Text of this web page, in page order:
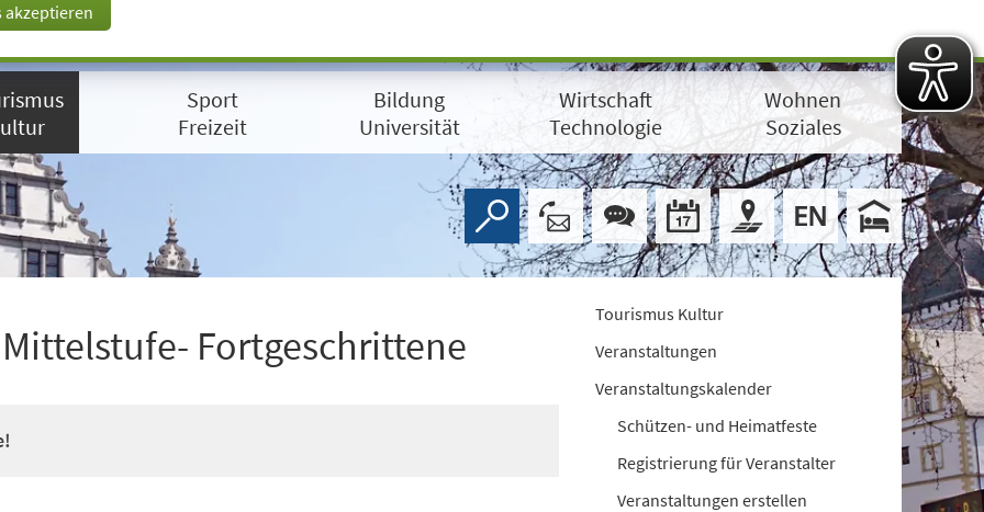
akzeptieren
Sport
Freizeit
Bildung
Universität
Wirtschaft
Technologie
Wohnen
Soziales
Fortgeschrittene
Tourismus Kultur
Veranstaltungen
Veranstaltungskalender
Schützen- und Heimatfeste
Registrierung für Veranstalter
Veranstaltungen erstellen